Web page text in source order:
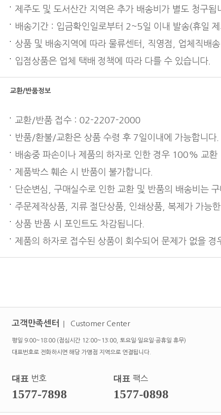
제주도 및 도서산간 지역은 추가 배송비가 별도 청구됩
배송기간 : 입금확인일로부터 2~5일 이내 발송(휴일
상품 및 배송지역에 따라 물류센터, 직영점, 업체직배
입점상품은 업체 택배 정책에 따라 다를 수 있습니다.
교환/반품정보
교환/반품 접수 : 02-2207-2000
반품/환불/교환은 상품 수령 후 7일이내에 가능합니다.
배송중 파손이나 제품의 하자로 인한 경우 100% 교환
제품박스 훼손 시 반품이 불가합니다.
단순변심, 구매실수로 인한 교환 및 반품의 배송비는
주문제작상품, 지류 절단상품, 인쇄상품, 복제가 가능
상품 반품 시 포인트도 차감됩니다.
제품의 하자로 접수된 상품이 회수되어 문제가 없을
고객만족센터 Customer Center
평일 9:00~18:00 (점심시간 12:00~13:00, 토요일·일요일·공휴일 휴무)
대표번호로 전화하시면 해당 가맹점 지역으로 연결됩니다.
대표 번호
1577-7898
대표 팩스
1577-0898